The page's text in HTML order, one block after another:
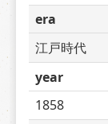
era
江戸時代
year
1858